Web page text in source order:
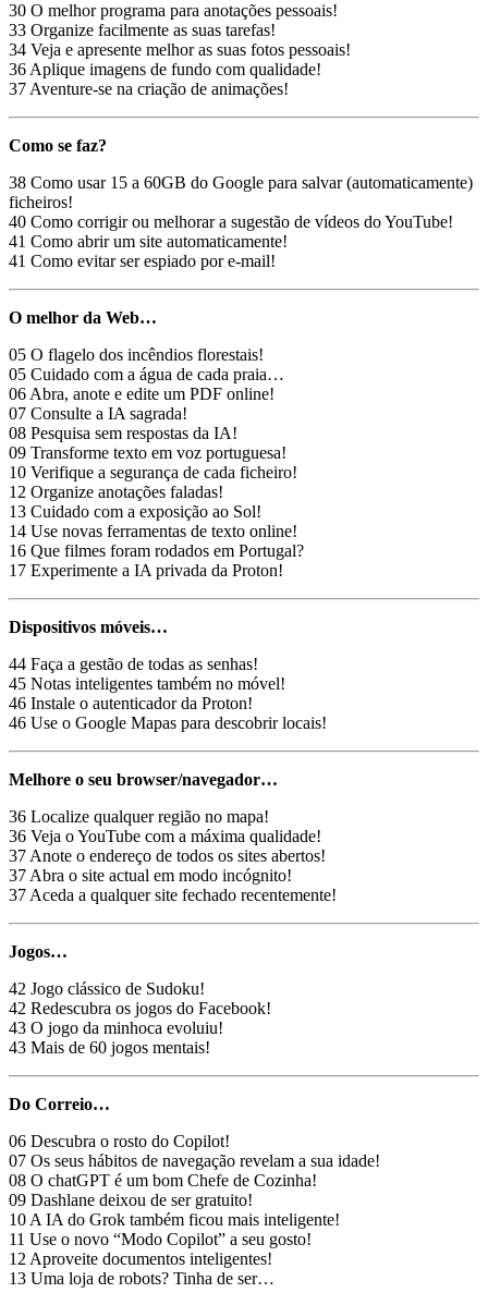
30 O melhor programa para anotações pessoais!
33 Organize facilmente as suas tarefas!
34 Veja e apresente melhor as suas fotos pessoais!
36 Aplique imagens de fundo com qualidade!
37 Aventure-se na criação de animações!
Como se faz?
38 Como usar 15 a 60GB do Google para salvar (automaticamente)
ficheiros!
40 Como corrigir ou melhorar a sugestão de vídeos do YouTube!
41 Como abrir um site automaticamente!
41 Como evitar ser espiado por e-mail!
O melhor da Web…
05 O flagelo dos incêndios florestais!
05 Cuidado com a água de cada praia…
06 Abra, anote e edite um PDF online!
07 Consulte a IA sagrada!
08 Pesquisa sem respostas da IA!
09 Transforme texto em voz portuguesa!
10 Verifique a segurança de cada ficheiro!
12 Organize anotações faladas!
13 Cuidado com a exposição ao Sol!
14 Use novas ferramentas de texto online!
16 Que filmes foram rodados em Portugal?
17 Experimente a IA privada da Proton!
Dispositivos móveis…
44 Faça a gestão de todas as senhas!
45 Notas inteligentes também no móvel!
46 Instale o autenticador da Proton!
46 Use o Google Mapas para descobrir locais!
Melhore o seu browser/navegador…
36 Localize qualquer região no mapa!
36 Veja o YouTube com a máxima qualidade!
37 Anote o endereço de todos os sites abertos!
37 Abra o site actual em modo incógnito!
37 Aceda a qualquer site fechado recentemente!
Jogos…
42 Jogo clássico de Sudoku!
42 Redescubra os jogos do Facebook!
43 O jogo da minhoca evoluiu!
43 Mais de 60 jogos mentais!
Do Correio…
06 Descubra o rosto do Copilot!
07 Os seus hábitos de navegação revelam a sua idade!
08 O chatGPT é um bom Chefe de Cozinha!
09 Dashlane deixou de ser gratuito!
10 A IA do Grok também ficou mais inteligente!
11 Use o novo “Modo Copilot” a seu gosto!
12 Aproveite documentos inteligentes!
13 Uma loja de robots? Tinha de ser…